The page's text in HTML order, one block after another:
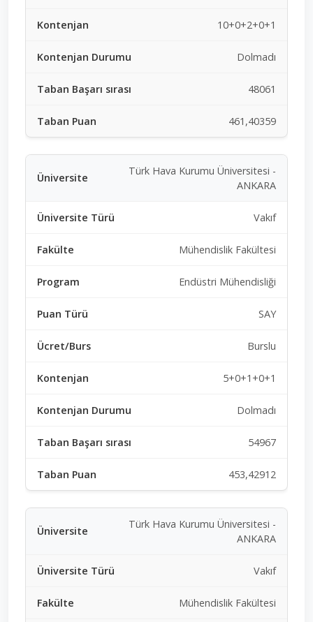
10+0+2+0+1
Dolmadı
48061
461,40359
Türk Hava Kurumu Üniversitesi -
ANKARA
Vakıf
Mühendislik Fakültesi
Endüstri Mühendisliği
SAY
Burslu
5+0+1+0+1
Dolmadı
54967
453,42912
Türk Hava Kurumu Üniversitesi -
ANKARA
Vakıf
Mühendislik Fakültesi